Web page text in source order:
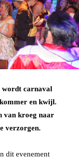
wordt carnaval
en kwijl.
van kroeg naar
verzorgen.
dit evenement